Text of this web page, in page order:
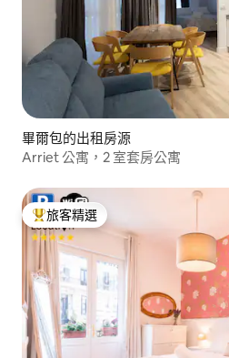
畢爾包的出租房源
Arriet 公寓，2 室套房公寓
旅客精選榜首
旅客精選